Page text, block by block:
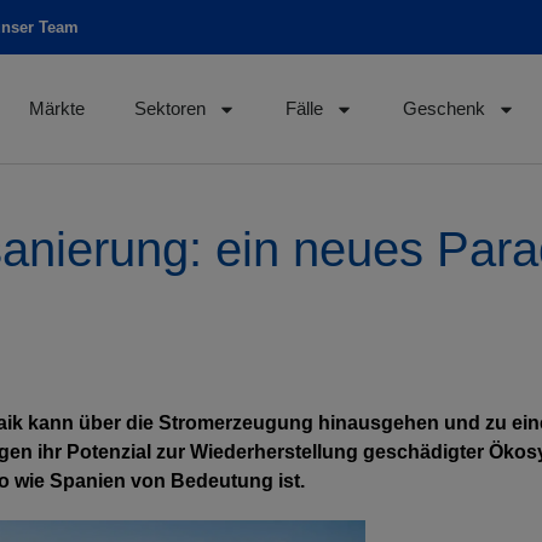
Team
Märkte Sektoren Fälle Geschenk
ein neues
kann über die Stromerzeugung hinausgehen und zu
ihr Potenzial zur Wiederherstellung geschädigter
wie Spanien von Bedeutung ist.